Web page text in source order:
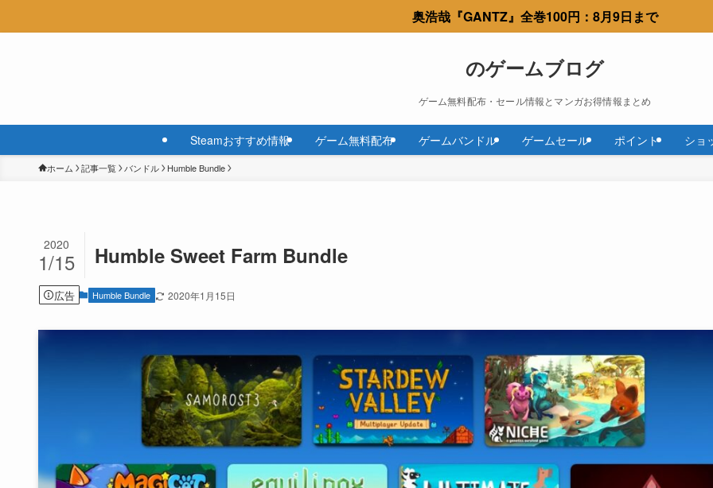
奥浩哉『GANTZ』全巻100円：8月9日まで
のゲームブログ
ゲーム無料配布・セール情報とマンガお得情報まとめ
Steamおすすめ情報 ゲーム無料配布 ゲームバンドル ゲームセール ポイント ショ
ホーム 記事一覧 バンドル Humble Bundle
Humble Sweet Farm Bundle
2020
1/15
広告 Humble Bundle 2020年1月15日